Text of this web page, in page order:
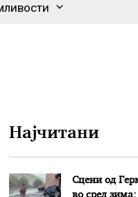
Најчитани
Сцени од
во сред